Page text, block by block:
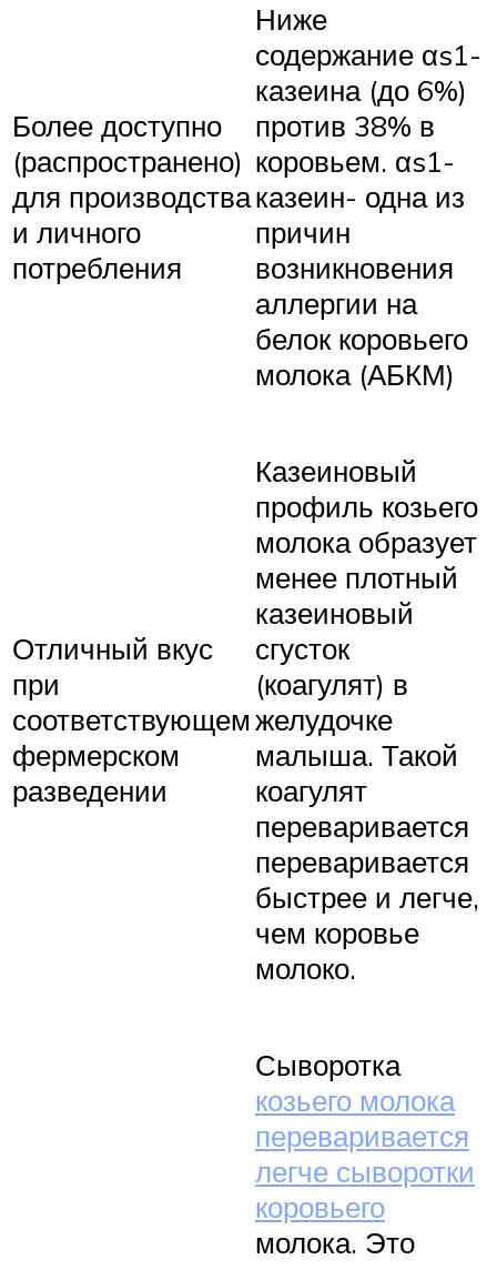
Более доступно
(распространено)
для производства
и личного
потребления
Ниже
содержание αs1-
казеина (до 6%)
против 38% в
коровьем. αs1-
казеин- одна из
причин
возникновения
аллергии на
белок коровьего
молока (АБКМ)
Отличный вкус
при
соответствующем
фермерском
разведении
Казеиновый
профиль козьего
молока образует
менее плотный
казеиновый
сгусток
(коагулят) в
желудочке
малыша. Такой
коагулят
переваривается
переваривается
быстрее и легче,
чем коровье
молоко.
Сыворотка
козьего молока
переваривается
легче сыворотки
коровьего
молока. Это